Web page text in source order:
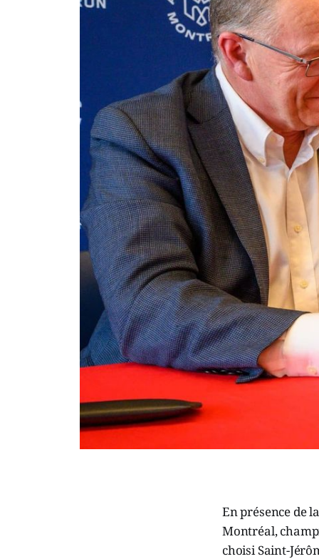
En présence de
Montréal,
choisi Saint-